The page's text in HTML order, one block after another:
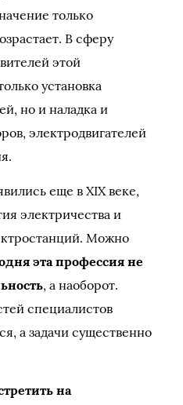
только
В сферу
этой
установка
но и наладка и
электродвигателей
еще в XIX веке,
электричества и
Можно
эта профессия не
, а наоборот.
специалистов
а задачи существенно
на